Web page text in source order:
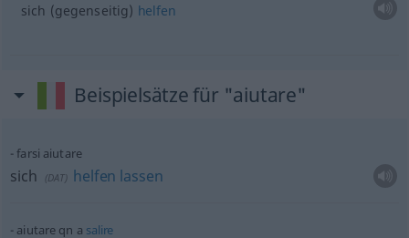
sich (gegenseitig) helfen
Beispielsätze für "aiutare"
farsi aiutare
sich (DAT) helfen lassen
aiutare qn a salire